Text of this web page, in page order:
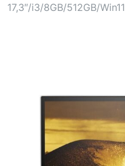
17,3″/i3/8GB/512GB/Win11